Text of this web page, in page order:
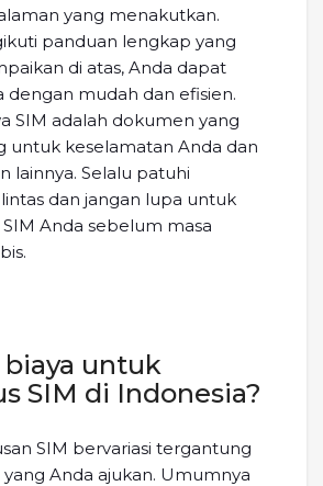
yang menakutkan.
panduan lengkap yang
di atas, Anda dapat
dengan mudah dan efisien.
SIM adalah dokumen yang
untuk keselamatan Anda dan
lainnya. Selalu patuhi
dan jangan lupa untuk
Anda sebelum masa
biaya untuk
SIM di Indonesia?
SIM bervariasi tergantung
yang Anda ajukan. Umumnya